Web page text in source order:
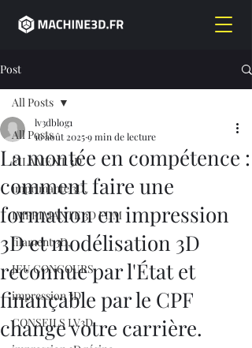
Post
All Posts
FILAMENT 3D
imprimante 3D,
IMPRIMANTE 3D FDM
filament 3D,
JEU CONCOURS
impression 3D
CONSEILS LV3D
All Posts
La montée en compétence :
comment faire une
formation en impression
3D et modélisation 3D
reconnue par l'État et
finançable par le CPF
change votre carrière.
lv3dblog1
16 août 20259 min de lecture